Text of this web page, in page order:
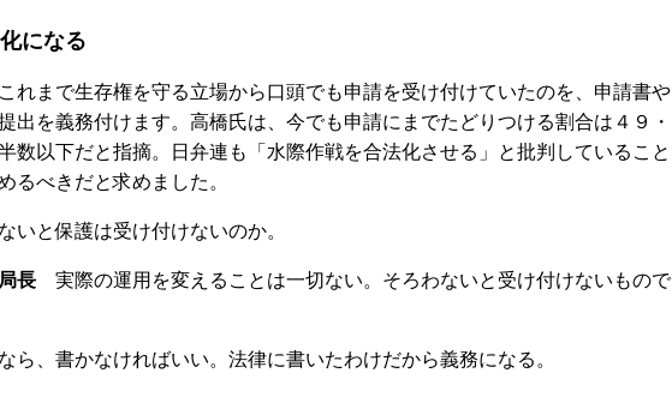
になる
れまで生存権を守る立場から口頭でも申請を受け付けていたのを、申請書や
出を義務付けます。高橋氏は、今でも申請にまでたどりつける割合は４９・
数以下だと指摘。日弁連も「水際作戦を合法化させる」と批判していること
るべきだと求めました。
と保護は受け付けないのか。
長 実際の運用を変えることは一切ない。そろわないと受け付けないもので
、書かなければいい。法律に書いたわけだから義務になる。